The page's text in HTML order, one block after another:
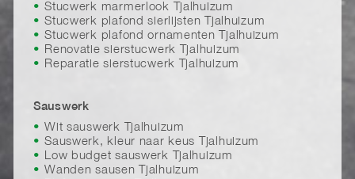
Stucwerk marmerlook Tjalhuizum
Stucwerk plafond sierlijsten Tjalhuizum
Stucwerk plafond ornamenten Tjalhuizum
Renovatie sierstucwerk Tjalhuizum
Reparatie sierstucwerk Tjalhuizum
Sauswerk
Wit sauswerk Tjalhuizum
Sauswerk, kleur naar keus Tjalhuizum
Low budget sauswerk Tjalhuizum
Wanden sausen Tjalhuizum